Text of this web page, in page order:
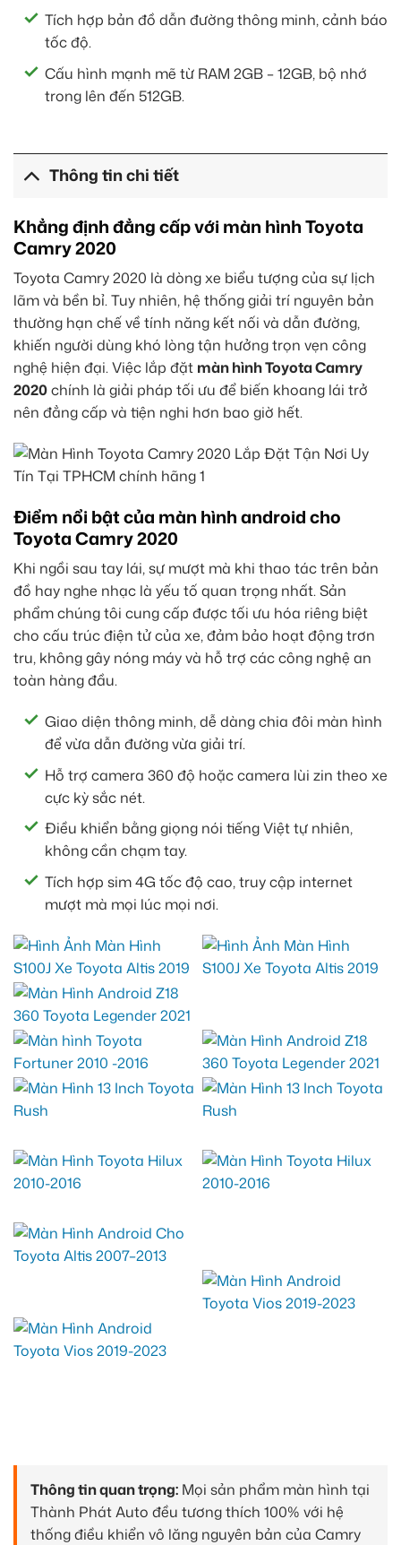
Tích hợp bản đồ dẫn đường thông minh, cảnh báo
tốc độ.
Cấu hình mạnh mẽ từ RAM 2GB – 12GB, bộ nhớ
trong lên đến 512GB.
Thông tin chi tiết
Khẳng định đẳng cấp với màn hình Toyota
Camry 2020
Toyota Camry 2020 là dòng xe biểu tượng của sự lịch
lãm và bền bỉ. Tuy nhiên, hệ thống giải trí nguyên bản
thường hạn chế về tính năng kết nối và dẫn đường,
khiến người dùng khó lòng tận hưởng trọn vẹn công
nghệ hiện đại. Việc lắp đặt màn hình Toyota Camry
2020chính là giải pháp tối ưu để biến khoang lái trở
nên đẳng cấp và tiện nghi hơn bao giờ hết.
Điểm nổi bật của màn hình android cho
Toyota Camry 2020
Khi ngồi sau tay lái, sự mượt mà khi thao tác trên bản
đồ hay nghe nhạc là yếu tố quan trọng nhất. Sản
phẩm chúng tôi cung cấp được tối ưu hóa riêng biệt
cho cấu trúc điện tử của xe, đảm bảo hoạt động trơn
tru, không gây nóng máy và hỗ trợ các công nghệ an
toàn hàng đầu.
Giao diện thông minh, dễ dàng chia đôi màn hình
để vừa dẫn đường vừa giải trí.
Hỗ trợ camera 360 độ hoặc camera lùi zin theo xe
cực kỳ sắc nét.
Điều khiển bằng giọng nói tiếng Việt tự nhiên,
không cần chạm tay.
Tích hợp sim 4G tốc độ cao, truy cập internet
mượt mà mọi lúc mọi nơi.
Thông tin quan trọng: Mọi sản phẩm màn hình tại
Thành Phát Auto đều tương thích 100% với hệ
thống điều khiển vô lăng nguyên bản của Camry